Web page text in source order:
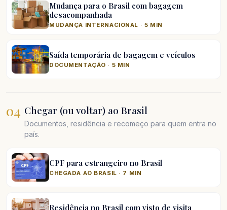
Mudança para o Brasil com bagagem
desacompanhada
MUDANÇA INTERNACIONAL · 5 MIN
Saída temporária de bagagem e veículos
DOCUMENTAÇÃO · 5 MIN
04 Chegar (ou voltar) ao Brasil
Documentos, residência e recomeço para quem entra no
país.
CPF para estrangeiro no Brasil
CHEGADA AO BRASIL · 7 MIN
Residência no Brasil com visto de visita